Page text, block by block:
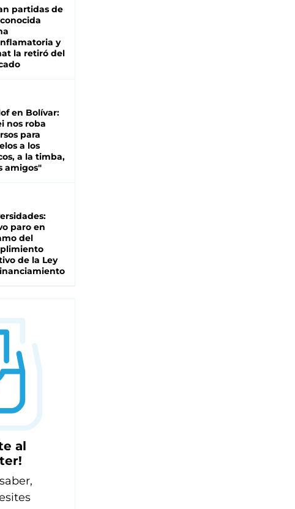
partidas de
y
la retiró del
en Bolívar:
nos roba
para
a los
a la timba,
amigos"
paro en
del
de la Ley
al